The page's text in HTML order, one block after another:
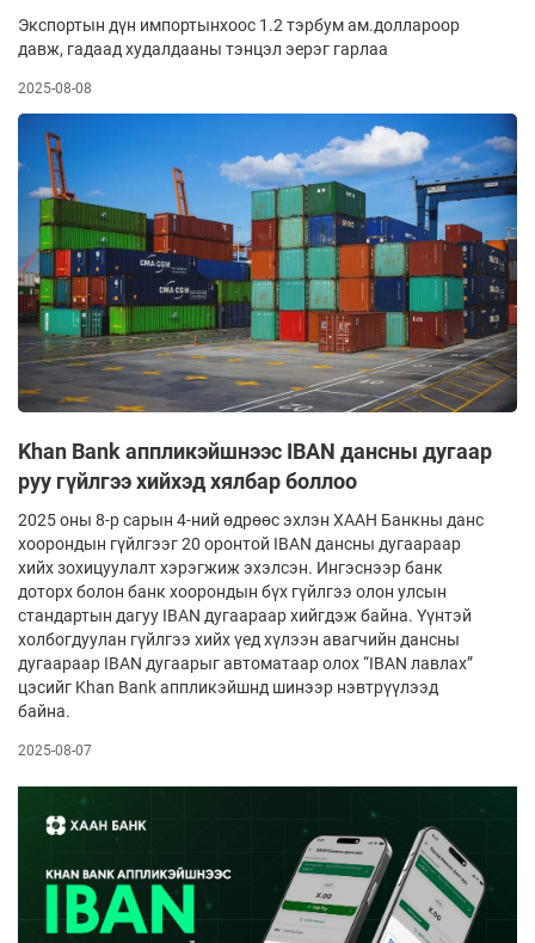
Экспортын дүн импортынхоос 1.2 тэрбум ам.доллароор
давж, гадаад худалдааны тэнцэл эерэг гарлаа
2025-08-08
Khan Bank аппликэйшнээс IBAN дансны дугаар
руу гүйлгээ хийхэд хялбар боллоо
2025 оны 8-р сарын 4-ний өдрөөс эхлэн ХААН Банкны данс
хоорондын гүйлгээг 20 оронтой IBAN дансны дугаараар
хийх зохицуулалт хэрэгжиж эхэлсэн. Ингэснээр банк
доторх болон банк хоорондын бүх гүйлгээ олон улсын
стандартын дагуу IBAN дугаараар хийгдэж байна. Үүнтэй
холбогдуулан гүйлгээ хийх үед хүлээн авагчийн дансны
дугаараар IBAN дугаарыг автоматаар олох “IBAN лавлах”
цэсийг Khan Bank аппликэйшнд шинээр нэвтрүүлээд
байна.
2025-08-07